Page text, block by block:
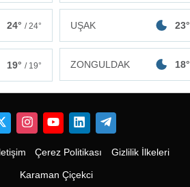
24° / 24° UŞAK 23°
19° / 19° ZONGULDAK 18°
İletişim Çerez Politikası Gizlilik İlkeleri
Karaman Çiçekci